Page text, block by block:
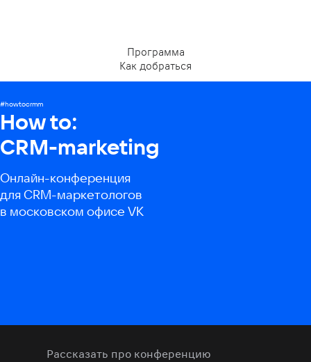
Программа
Как добраться
#howtocrmm
Онлайн-конференция
для CRM-маркетологов
в московском офисе VK
How to:
CRM-marketing
Рассказать про конференцию